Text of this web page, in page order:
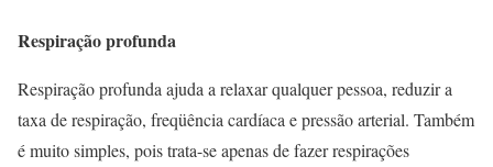
Respiração profunda
Respiração profunda ajuda a relaxar qualquer pessoa, reduzir a
taxa de respiração, freqüência cardíaca e pressão arterial. Também
é muito simples, pois trata-se apenas de fazer respirações